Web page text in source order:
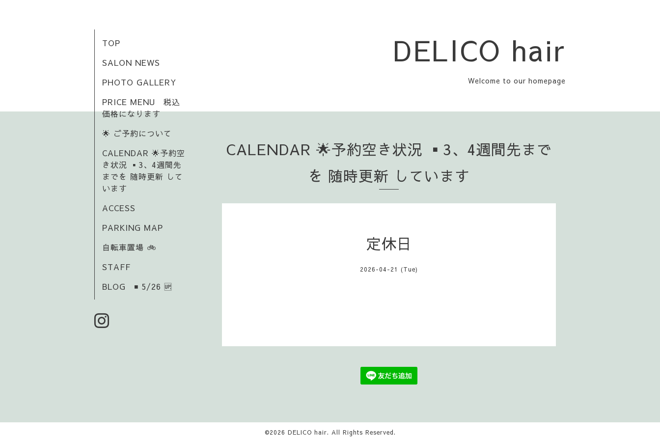
DELICO hair
Welcome to our homepage
TOP
SALON NEWS
PHOTO GALLERY
PRICE MENU 税込
価格になります
🌟 ご予約について
CALENDAR 🌟予約空
き状況 ▪️3、4週間先
までを 随時更新 して
います
ACCESS
PARKING MAP
自転車置場 🚲️
STAFF
BLOG ◾ 5/26 🆙
CALENDAR 🌟予約空き状況 ▪️3、4週間先まで
を 随時更新 しています
定休日
2026-04-21 (Tue)
©2026 DELICO hair. All Rights Reserved.